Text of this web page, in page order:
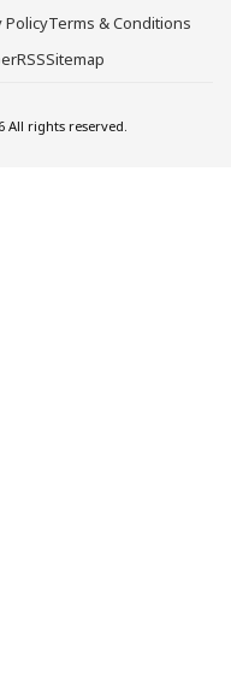
PolicyTerms & Conditions
RSSSitemap
All rights reserved.